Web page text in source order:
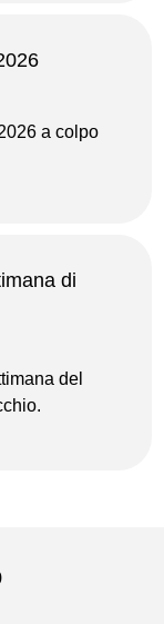
a colpo
di
del